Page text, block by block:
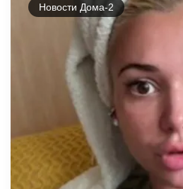
Новости Дома-2